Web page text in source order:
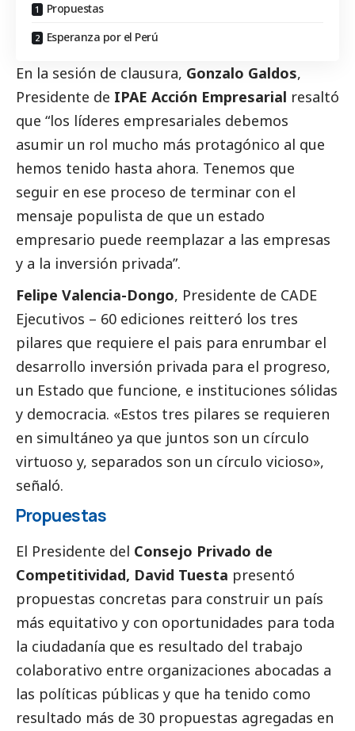
Propuestas
Esperanza por el Perú
En la sesión de clausura, Gonzalo Galdos,
Presidente de IPAE Acción Empresarial resaltó
que “los líderes empresariales debemos
asumir un rol mucho más protagónico al que
hemos tenido hasta ahora. Tenemos que
seguir en ese proceso de terminar con el
mensaje populista de que un estado
empresario puede reemplazar a las empresas
y a la inversión privada”.
Felipe Valencia-Dongo, Presidente de CADE
Ejecutivos – 60 ediciones reitteró los tres
pilares que requiere el pais para enrumbar el
desarrollo inversión privada para el progreso,
un Estado que funcione, e instituciones sólidas
y democracia. «Estos tres pilares se requieren
en simultáneo ya que juntos son un círculo
virtuoso y, separados son un círculo vicioso»,
señaló.
Propuestas
El Presidente del Consejo Privado de
Competitividad, David Tuesta presentó
propuestas concretas para construir un país
más equitativo y con oportunidades para toda
la ciudadanía que es resultado del trabajo
colaborativo entre organizaciones abocadas a
las políticas públicas y que ha tenido como
resultado más de 30 propuestas agregadas en